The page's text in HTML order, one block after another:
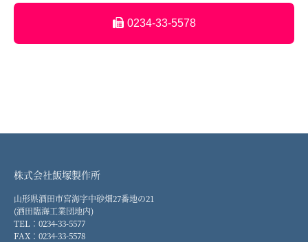
0234-33-5578
株式会社飯塚製作所
山形県酒田市宮海字中砂畑27番地の21
(酒田臨海工業団地内)
TEL：0234-33-5577
FAX：0234-33-5578